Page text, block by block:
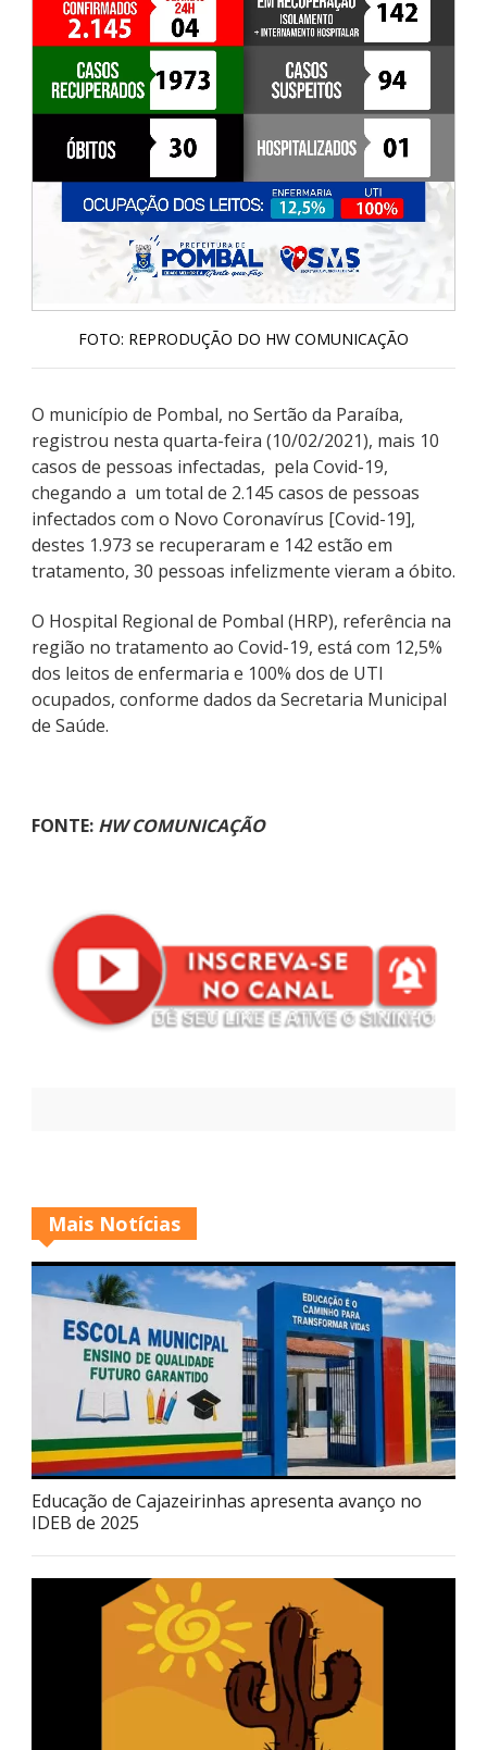
FOTO: REPRODUÇÃO DO HW COMUNICAÇÃO
O município de Pombal, no Sertão da Paraíba,
registrou nesta quarta-feira (10/02/2021), mais 10
casos de pessoas infectadas, pela Covid-19,
chegando a um total de 2.145 casos de pessoas
infectados com o Novo Coronavírus [Covid-19],
destes 1.973 se recuperaram e 142 estão em
tratamento, 30 pessoas infelizmente vieram a óbito.
O Hospital Regional de Pombal (HRP), referência na
região no tratamento ao Covid-19, está com 12,5%
dos leitos de enfermaria e 100% dos de UTI
ocupados, conforme dados da Secretaria Municipal
de Saúde.
FONTE: HW COMUNICAÇÃO
Mais Notícias
Educação de Cajazeirinhas apresenta avanço no
IDEB de 2025